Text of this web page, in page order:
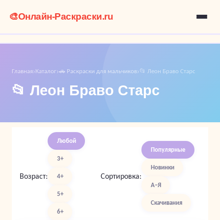
🎨Онлайн-Раскраски.ru
Главная›Каталог›🚗 Раскраски для мальчиков›📂 Леон Браво Старс
📂 Леон Браво Старс
Возраст:
Любой
3+
4+
5+
6+
Сортировка:
Популярные
Новинки
А–Я
Скачивания